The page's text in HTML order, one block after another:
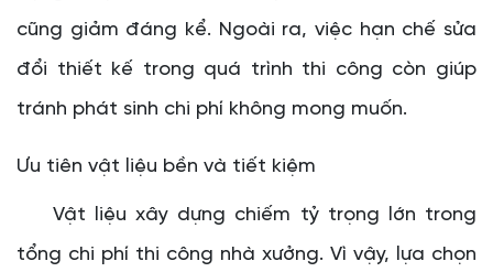
cũng giảm đáng kể. Ngoài ra, việc hạn chế sửa
đổi thiết kế trong quá trình thi công còn giúp
tránh phát sinh chi phí không mong muốn.
Ưu tiên vật liệu bền và tiết kiệm
Vật liệu xây dựng chiếm tỷ trọng lớn trong
tổng chi phí thi công nhà xưởng. Vì vậy, lựa chọn